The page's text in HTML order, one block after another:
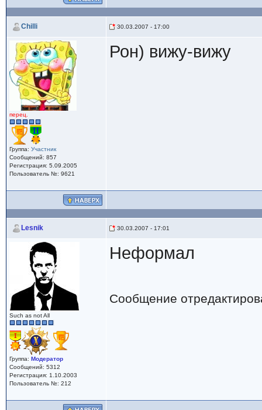
Chilli 30.03.2007 - 17:00
перец.
Группа: Участник
Сообщений: 857
Регистрация: 5.09.2005
Пользователь №: 9621
Рон) вижу-вижу
Lesnik 30.03.2007 - 17:01
Such as not All
Группа: Модератор
Сообщений: 5312
Регистрация: 1.10.2003
Пользователь №: 212
Неформал
Сообщение